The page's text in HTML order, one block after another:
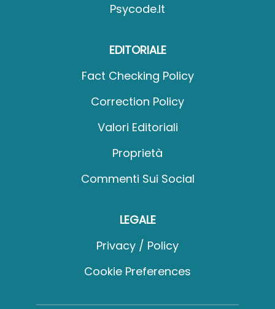
Psycode.it
EDITORIALE
Fact Checking Policy
Correction Policy
Valori Editoriali
Proprietà
Commenti Sui Social
LEGALE
Privacy / Policy
Cookie Preferences